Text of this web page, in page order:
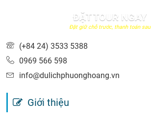
ĐẶT TOUR NGAY
Đặt giữ chỗ trước, thanh toán sau
(+84 24) 3533 5388
0969 566 598
info@dulichphuonghoang.vn
Giới thiệu